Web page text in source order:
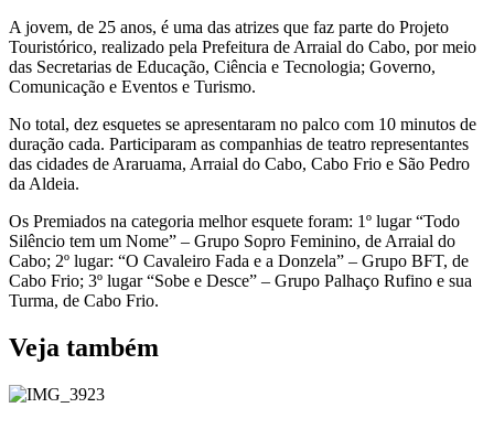
A jovem, de 25 anos, é uma das atrizes que faz parte do Projeto
Touristórico, realizado pela Prefeitura de Arraial do Cabo, por meio
das Secretarias de Educação, Ciência e Tecnologia; Governo,
Comunicação e Eventos e Turismo.
No total, dez esquetes se apresentaram no palco com 10 minutos de
duração cada. Participaram as companhias de teatro representantes
das cidades de Araruama, Arraial do Cabo, Cabo Frio e São Pedro
da Aldeia.
Os Premiados na categoria melhor esquete foram: 1º lugar “Todo
Silêncio tem um Nome” – Grupo Sopro Feminino, de Arraial do
Cabo; 2º lugar: “O Cavaleiro Fada e a Donzela” – Grupo BFT, de
Cabo Frio; 3º lugar “Sobe e Desce” – Grupo Palhaço Rufino e sua
Turma, de Cabo Frio.
Veja também